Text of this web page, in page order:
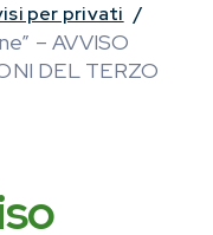
per privati /
– AVVISO
DEL TERZO